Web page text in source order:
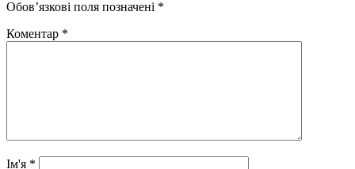
Обов’язкові поля позначені *
Коментар *
Ім'я *